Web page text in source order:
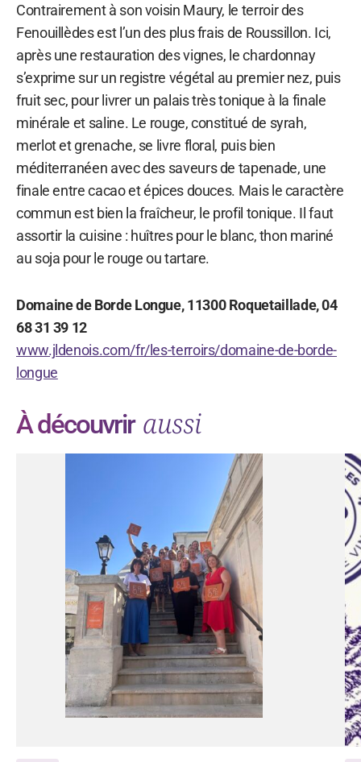
Contrairement à son voisin Maury, le terroir des
Fenouillèdes est l’un des plus frais de Roussillon. Ici,
après une restauration des vignes, le chardonnay
s’exprime sur un registre végétal au premier nez, puis
fruit sec, pour livrer un palais très tonique à la finale
minérale et saline. Le rouge, constitué de syrah,
merlot et grenache, se livre floral, puis bien
méditerranéen avec des saveurs de tapenade, une
finale entre cacao et épices douces. Mais le caractère
commun est bien la fraîcheur, le profil tonique. Il faut
assortir la cuisine : huîtres pour le blanc, thon mariné
au soja pour le rouge ou tartare.
Domaine de Borde Longue, 11300 Roquetaillade, 04
68 31 39 12
www.jldenois.com/fr/les-terroirs/domaine-de-borde-
longue
À découvrir aussi